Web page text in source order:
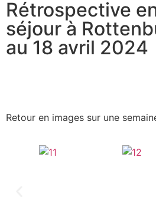
Rétrospective
séjour à
au 18 avril 2024
Retour en images sur une